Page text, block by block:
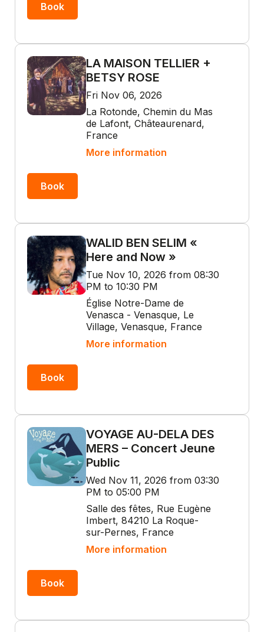
Book
LA MAISON TELLIER +
BETSY ROSE
Fri Nov 06, 2026
La Rotonde, Chemin du Mas
de Lafont, Châteaurenard,
France
More information
Book
WALID BEN SELIM «
Here and Now »
Tue Nov 10, 2026 from 08:30
PM to 10:30 PM
Église Notre-Dame de
Venasca - Venasque, Le
Village, Venasque, France
More information
Book
VOYAGE AU-DELA DES
MERS – Concert Jeune
Public
Wed Nov 11, 2026 from 03:30
PM to 05:00 PM
Salle des fêtes, Rue Eugène
Imbert, 84210 La Roque-
sur-Pernes, France
More information
Book